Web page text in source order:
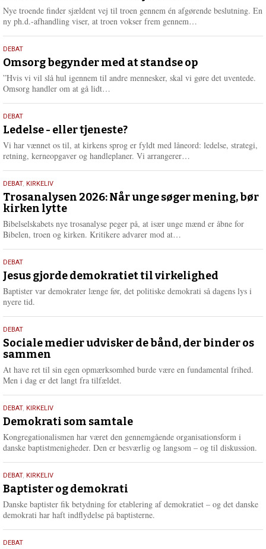
r
e
2026
Nye troende finder sjældent vej til troen gennem én afgørende beslutning. En
ny ph.d.-afhandling viser, at troen vokser frem gennem…
e
r
e
9.
juli
2026
DEBAT
Omsorg begynder med at standse op
”Hvis vi vil slå hul igennem til andre mennesker, skal vi gøre det uventede.
Omsorg handler om at gå lidt…
e
r
e
10.
juni
2026
DEBAT
Ledelse - eller tjeneste?
Vi har vænnet os til, at kirkens sprog er fyldt med låneord: ledelse, strategi,
retning, kerneopgaver og handleplaner. Vi arrangerer…
e
2.
juni
2026
DEBAT, KIRKELIV
Trosanalysen 2026: Når unge søger mening, bør
kirken lytte
Bibelselskabets nye trosanalyse peger på, at især unge mænd er åbne for
Bibelen, troen og kirken. Kritikere advarer mod at…
e
r
18.
maj
2026
DEBAT
Jesus gjorde demokratiet til virkelighed
Baptister var demokrater længe før, det politiske demokrati så dagens lys i
nyere tid.
18.
maj
2026
DEBAT
Sociale medier udvisker de bånd, der binder os
sammen
At have ret til sin egen opmærksomhed burde være en fundamental frihed.
Men i dag er det langt fra tilfældet.
18.
maj
2026
DEBAT, KIRKELIV
Demokrati som samtale
Kongregationalismen har været den gennemgående organisationsform i
danske baptistmenigheder. Den er besværlig og langsom – og til diskussion.
18.
maj
2026
DEBAT, KIRKELIV
Baptister og demokrati
Danske baptister fik betydning for etablering af demokratiet – og det danske
demokrati har haft indflydelse på baptisterne.
18.
DEBAT